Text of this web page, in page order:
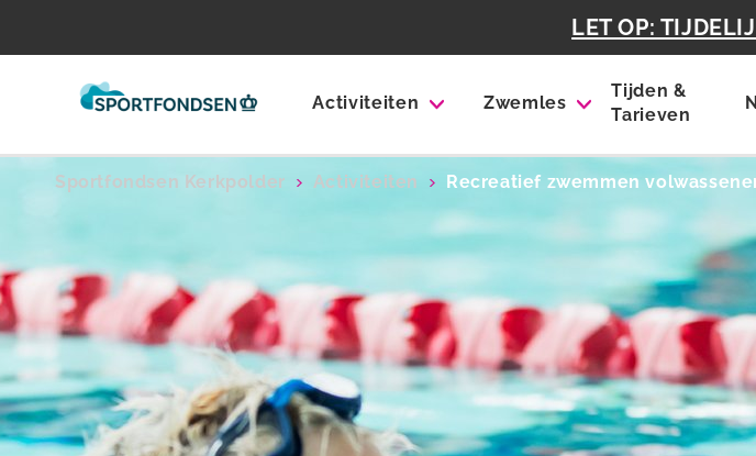
LET OP:
Activiteiten Zwemles
Tijden &
Tarieven
Sportfondsen Kerkpolder Activiteiten Recreatief zwemmen